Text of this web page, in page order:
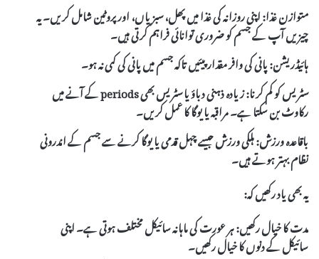
متوازن غذا:اپنی روزانہ کی غذا میں پھل، سبزیاں، اور پروٹین شامل کریں۔ یہ
چیزیں آپ کے جسم کو ضروری توانائی فراہم کرتی ہیں۔
ہائیڈریشن:پانی کی وافر مقدار پیئیں تاکہ جسم میں پانی کی کمی نہ ہو۔
سٹریس کو کم کرنا:
زیادہ ذہنی دباؤ یا سٹریس بھی periods کے آنے میں
رکاوٹ بن سکتا ہے۔ مراقبہ یا یوگا کا عمل کریں۔
باقاعدہ ورزش:ہلکی ورزش جیسے چہل قدمی یا یوگا کرنے سے جسم کے اندرونی
نظام بہتر ہوتے ہیں۔
یہ بھی یاد رکھیں کہ:
مدت کا خیال رکھیں:ہر عورت کی ماہانہ سائیکل مختلف ہوتی ہے۔ اپنی
سائیکل کے دنوں کا خیال رکھیں۔